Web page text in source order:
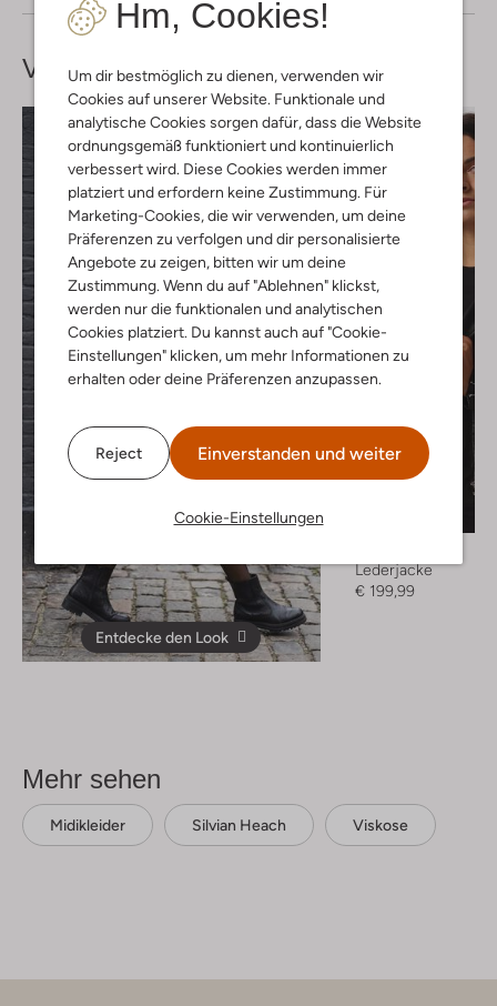
Hm, Cookies!
Um dir bestmöglich zu dienen, verwenden wir
Cookies auf unserer Website. Funktionale und
analytische Cookies sorgen dafür, dass die Website
ordnungsgemäß funktioniert und kontinuierlich
verbessert wird. Diese Cookies werden immer
platziert und erfordern keine Zustimmung. Für
Marketing-Cookies, die wir verwenden, um deine
Präferenzen zu verfolgen und dir personalisierte
Angebote zu zeigen, bitten wir um deine
Zustimmung. Wenn du auf "Ablehnen" klickst,
werden nur die funktionalen und analytischen
Cookies platziert. Du kannst auch auf "Cookie-
Einstellungen" klicken, um mehr Informationen zu
erhalten oder deine Präferenzen anzupassen.
Reject Einverstanden und weiter
Cookie-Einstellungen
Vervollständige deinenLook
Entdecke den Look
Lederjacke
€ 199,99
Mehr sehen
Midikleider Silvian Heach Viskose